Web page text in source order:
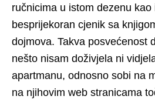
ručnicima u istom dezenu kao
besprijekoran cjenik sa
dojmova. Takva posvećenost
nešto nisam doživjela ni
apartmanu, odnosno sobi na
na njihovim web stranicama